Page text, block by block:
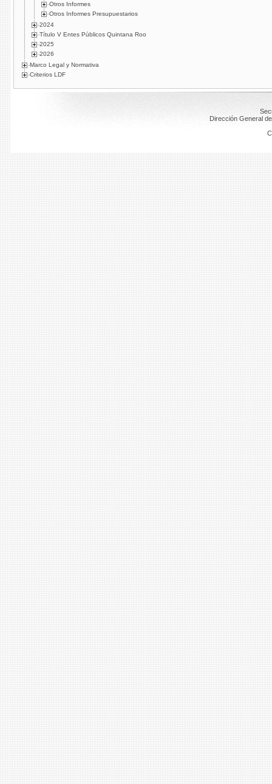
Otros Informes
Otros Informes Presupuestarios
2024
Título V Entes Públicos Quintana Roo
2025
2026
Marco Legal y Normativa
Criterios LDF
Dirección General